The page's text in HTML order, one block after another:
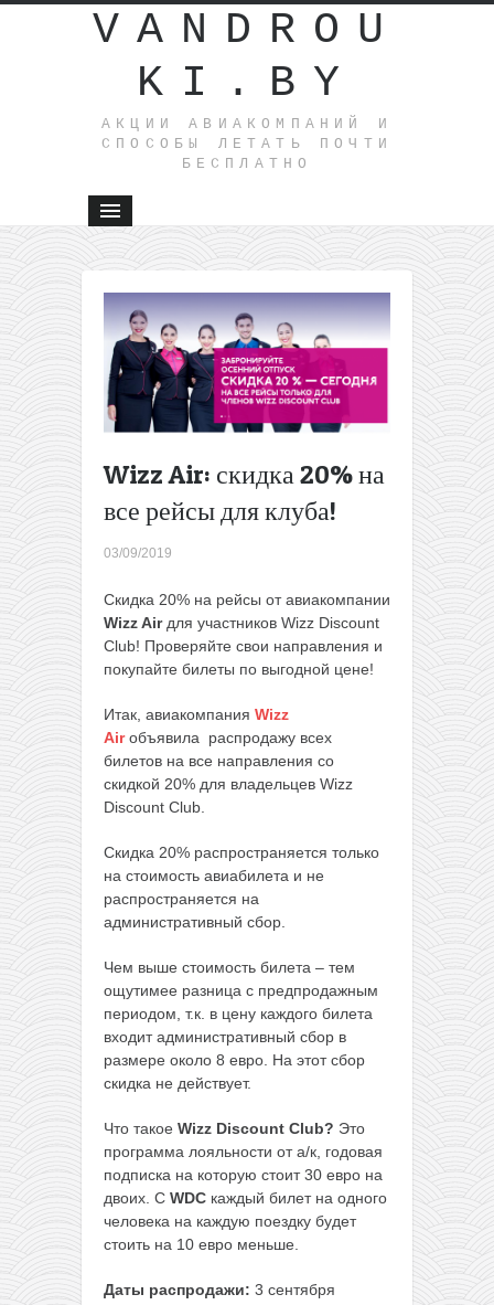
VANDROU
KI.BY
АКЦИИ АВИАКОМПАНИЙ И
СПОСОБЫ ЛЕТАТЬ ПОЧТИ
БЕСПЛАТНО
Wizz Air: скидка 20% на
все рейсы для клуба!
03/09/2019
Скидка 20% на рейсы от авиакомпании
Wizz Air для участников Wizz Discount
Club! Проверяйте свои направления и
покупайте билеты по выгодной цене!
Итак, авиакомпания Wizz
Airобъявила распродажу всех
билетов на все направления со
скидкой 20% для владельцев Wizz
Discount Club.
Скидка 20% распространяется только
на стоимость авиабилета и не
распространяется на
административный сбор.
Чем выше стоимость билета – тем
ощутимее разница с предпродажным
периодом, т.к. в цену каждого билета
входит административный сбор в
размере около 8 евро. На этот сбор
скидка не действует.
Что такое Wizz Discount Club? Это
программа лояльности от а/к, годовая
подписка на которую стоит 30 евро на
двоих. С WDC каждый билет на одного
человека на каждую поездку будет
стоить на 10 евро меньше.
Даты распродажи: 3 сентября
Номер в
4* отеле
в Праге
всего от
17€ с
человека
Завтраки
в цене
(осенью)
которые
члены
клуба
должны